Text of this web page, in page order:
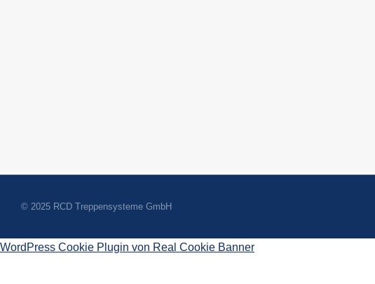
© 2025 RCD Treppensysteme GmbH
WordPress Cookie Plugin von Real Cookie Banner